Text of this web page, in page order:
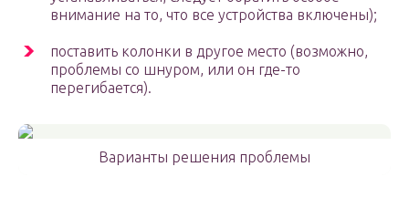
внимание на то, что все устройства включены);
поставить колонки в другое место (возможно,
проблемы со шнуром, или он где-то
перегибается).
Варианты решения проблемы